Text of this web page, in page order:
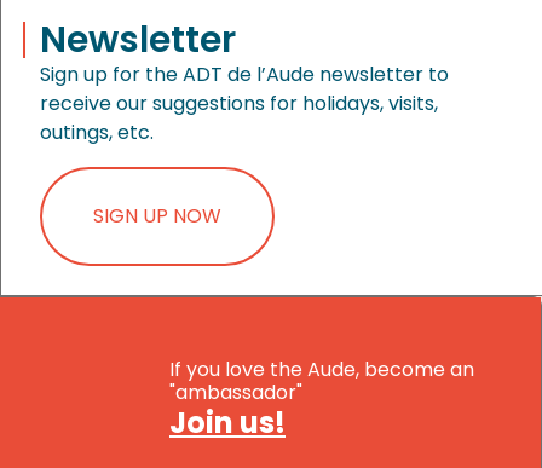
Newsletter
Sign up for the ADT de l’Aude newsletter to
receive our suggestions for holidays, visits,
outings, etc.
SIGN UP NOW
If you love the Aude, become an
"ambassador"
Join us!